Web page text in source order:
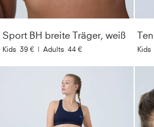
Sport BH breite Träger, weiß
Kids 39 € | Adults 44 € Kids